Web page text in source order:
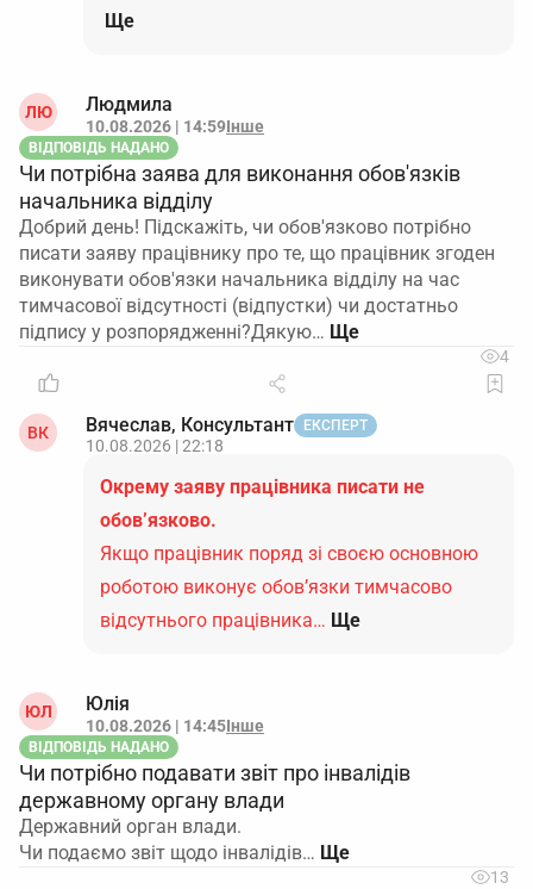
Ще
ЛЮ Людмила
10.08.2026 | 14:59Інше
ВІДПОВІДЬ НАДАНО
Чи потрібна заява для виконання обов'язків
начальника відділу
Добрий день! Підскажіть, чи обов'язково потрібно
писати заяву працівнику про те, що працівник згоден
виконувати обов'язки начальника відділу на час
тимчасової відсутності (відпустки) чи достатньо
підпису у розпорядженні?Дякую…
4
ВК Вячеслав, Консультант ЕКСПЕРТ
10.08.2026 | 22:18
Окрему заяву працівника писати не
обов’язково.
Якщо працівник поряд зі своєю основною
роботою виконує обов’язки тимчасово
відсутнього працівника… Ще
ЮЛ Юлія
10.08.2026 | 14:45Інше
ВІДПОВІДЬ НАДАНО
Чи потрібно подавати звіт про інвалідів
державному органу влади
Державний орган влади.
Чи подаємо звіт щодо інвалідів…
13